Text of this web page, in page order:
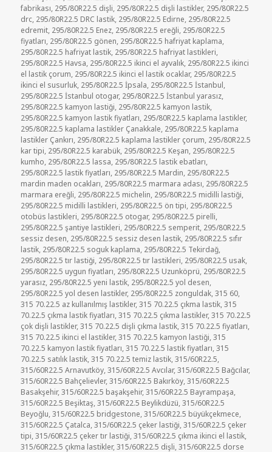
fabrikası, 295/80R22.5 dişli, 295/80R22.5 dişli lastikler, 295/80R22.5
drc, 295/80R22.5 DRC lastik, 295/80R22.5 Edirne, 295/80R22.5
edremit, 295/80R22.5 Enez, 295/80R22.5 ereğli, 295/80R22.5
fiyatları, 295/80R22.5 gönen, 295/80R22.5 hafriyat kaplama,
295/80R22.5 hafriyat lastik, 295/80R22.5 hafriyat lastikleri,
295/80R22.5 Havsa, 295/80R22.5 ikinci el ayvalık, 295/80R22.5 ikinci
el lastik çorum, 295/80R22.5 ikinci el lastik ocaklar, 295/80R22.5
ikinci el susurluk, 295/80R22.5 İpsala, 295/80R22.5 İstanbul,
295/80R22.5 İstanbul otogar, 295/80R22.5 İstanbul yarasız,
295/80R22.5 kamyon lastiği, 295/80R22.5 kamyon lastik,
295/80R22.5 kamyon lastik fiyatları, 295/80R22.5 kaplama lastikler,
295/80R22.5 kaplama lastikler Çanakkale, 295/80R22.5 kaplama
lastikler Çankırı, 295/80R22.5 kaplama lastikler çorum, 295/80R22.5
kar tipi, 295/80R22.5 karabük, 295/80R22.5 Keşan, 295/80R22.5
kumho, 295/80R22.5 lassa, 295/80R22.5 lastik ebatları,
295/80R22.5 lastik fiyatları, 295/80R22.5 Mardin, 295/80R22.5
mardin maden ocakları, 295/80R22.5 marmara adası, 295/80R22.5
marmara ereğli, 295/80R22.5 michelin, 295/80R22.5 midilli lastiği,
295/80R22.5 midilli lastikleri, 295/80R22.5 ön tipi, 295/80R22.5
otobüs lastikleri, 295/80R22.5 otogar, 295/80R22.5 pirelli,
295/80R22.5 şantiye lastikleri, 295/80R22.5 semperit, 295/80R22.5
sessiz desen, 295/80R22.5 sessiz desen lastik, 295/80R22.5 sıfır
lastik, 295/80R22.5 soguk kaplama, 295/80R22.5 Tekirdağ,
295/80R22.5 tır lastiği, 295/80R22.5 tır lastikleri, 295/80R22.5 usak,
295/80R22.5 uygun fiyatları, 295/80R22.5 Uzunköprü, 295/80R22.5
yarasız, 295/80R22.5 yeni lastik, 295/80R22.5 yol desen,
295/80R22.5 yol desen lastikler, 295/80R22.5 zonguldak,315 60,
315 70.22.5 az kullanılmış lastikler,315 70.22.5 çıkma lastik,315
70.22.5 çıkma lastik fiyatları,315 70.22.5 çıkma lastikler,315 70.22.5
çok dişli lastikler,315 70.22.5 dişli çıkma lastik,315 70.22.5 fiyatları,
315 70.22.5 ikinci el lastikler,315 70.22.5 kamyon lastiği,315
70.22.5 kamyon lastik fiyatları,315 70.22.5 lastik fiyatları,315
70.22.5 satılık lastik,315 70.22.5 temiz lastik,315/60R22.5,
315/60R22.5 Arnavutköy,315/60R22.5 Avcılar,315/60R22.5 Bağcılar,
315/60R22.5 Bahçelievler,315/60R22.5 Bakırköy,315/60R22.5
Basakşehir,315/60R22.5 başakşehir,315/60R22.5 Bayrampaşa,
315/60R22.5 Beşiktaş,315/60R22.5 Beylikdüzü,315/60R22.5
Beyoğlu,315/60R22.5 bridgestone,315/60R22.5 büyükçekmece,
315/60R22.5 Çatalca,315/60R22.5 çeker lastiği,315/60R22.5 çeker
tipi,315/60R22.5 çeker tır lastiği,315/60R22.5 çıkma ikinci el lastik,
315/60R22.5 çıkma lastikler,315/60R22.5 dişli,315/60R22.5 dorse